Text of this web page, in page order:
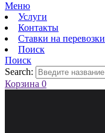
Меню
Услуги
Контакты
Ставки на перевозки
Поиск
Поиск
Search:
Корзина 0